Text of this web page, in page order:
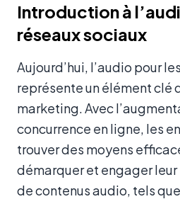
Introduction à
réseaux sociaux
Aujourd’hui, l’audio pour
représente un élément clé
marketing. Avec
concurrence en ligne, les
trouver des moyens
démarquer et engager
de contenus audio, tels